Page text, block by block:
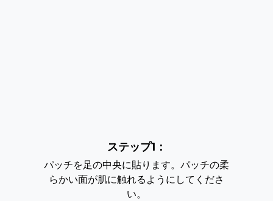
ステップ1：
パッチを足の中央に貼ります。パッチの柔
らかい面が肌に触れるようにしてくださ
い。